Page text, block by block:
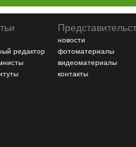
редактор
новости
фотоматериалы
видеоматериалы
контакты